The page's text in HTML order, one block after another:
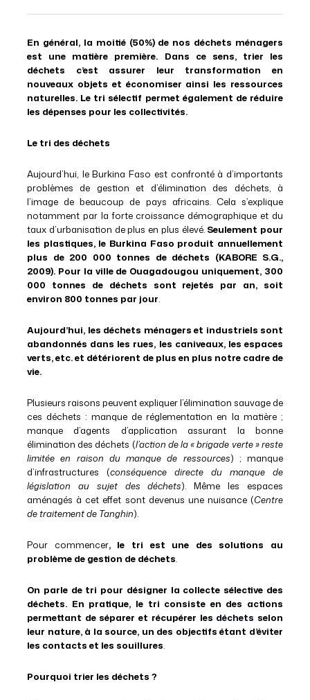
En général, la moitié (50%) de nos déchets ménagers
est une matière première. Dans ce sens, trier les
déchets c’est assurer leur transformation en
nouveaux objets et économiser ainsi les ressources
naturelles. Le tri sélectif permet également de réduire
les dépenses pour les collectivités.
Le tri des déchets
Aujourd’hui, le Burkina Faso est confronté à d’importants
problèmes de gestion et d’élimination des déchets, à
l’image de beaucoup de pays africains. Cela s’explique
notamment par la forte croissance démographique et du
taux d’urbanisation de plus en plus élevé. Seulement pour
les plastiques, le Burkina Faso produit annuellement
plus de 200 000 tonnes de déchets (KABORE S.G.,
2009). Pour la ville de Ouagadougou uniquement, 300
000 tonnes de déchets sont rejetés par an, soit
environ 800 tonnes par jour.
Aujourd’hui, les déchets ménagers et industriels sont
abandonnés dans les rues, les caniveaux, les espaces
verts, etc. et détériorent de plus en plus notre cadre de
vie.
Plusieurs raisons peuvent expliquer l’élimination sauvage de
ces déchets : manque de réglementation en la matière ;
manque d’agents d’application assurant la bonne
élimination des déchets (l’action de la « brigade verte » reste
limitée en raison du manque de ressources) ; manque
d’infrastructures (conséquence directe du manque de
législation au sujet des déchets). Même les espaces
aménagés à cet effet sont devenus une nuisance (Centre
de traitement de Tanghin).
Pour commencer, le tri est une des solutions au
problème de gestion de déchets.
On parle de tri pour désigner la collecte sélective des
déchets. En pratique, le tri consiste en des actions
permettant de séparer et récupérer les déchets selon
leur nature, à la source, un des objectifs étant d’éviter
les contacts et les souillures.
Pourquoi trier les déchets ?